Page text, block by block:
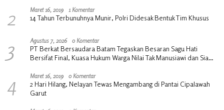
2 Maret 16, 2019 1 Komentar
14 Tahun Terbunuhnya Munir, Polri Didesak Bentuk Tim Khusus
3 Agustus 7, 2026 0 Komentar
PT Berkat Bersaudara Batam Tegaskan Besaran Sagu Hati
Bersifat Final, Kuasa Hukum Warga Nilai Tak Manusiawi dan Siap
4 Maret 16, 2019 0 Komentar
2 Hari Hilang, Nelayan Tewas Mengambang di Pantai Cipalawah
Garut